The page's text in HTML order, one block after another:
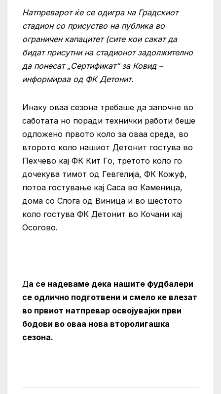
Натпреварот ќе се одигра на Градскиот
стадион со присуство на публика во
ограничен капацитет (сите кои сакат да
бидат присутни на стадионот задолжително
да понесат „Сертификат“ за Ковид –
информираа од ФК Детонит.
Инаку оваа сезона требаше да започне во
саботата но поради технички работи беше
одложено првото коло за оваа среда, во
второто коло нашиот Детонит гостува во
Пехчево кај ФК Кит Го, третото коло го
дочекува тимот од Гевгелија, ФК Кожуф,
потоа гостување кај Саса во Каменица,
дома со Слога од Виница и во шестото
коло гостува ФК Детонит во Кочани кај
Осогово.
Да се надеваме дека нашите фудбалери
се одлично подготвени и смело ке влезат
во првиот натпревар освојувајки први
бодови во оваа нова второлигашка
сезона.